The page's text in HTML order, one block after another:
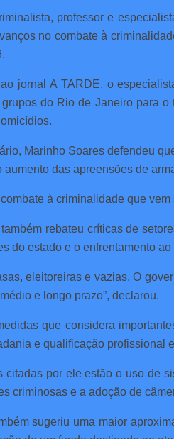
professor e
no combate à
jornal A TARDE, o
do Rio de Janeiro para
Marinho Soares defendeu
aumento das apreensões de
à criminalidade que
rebateu críticas de
do estado e o enfrentamento
eleitoreiras e vazias. O
e longo prazo”, declarou.
que considera
e qualificação profissional
citadas por ele estão o uso de
criminosas e a adoção de
sugeriu uma maior